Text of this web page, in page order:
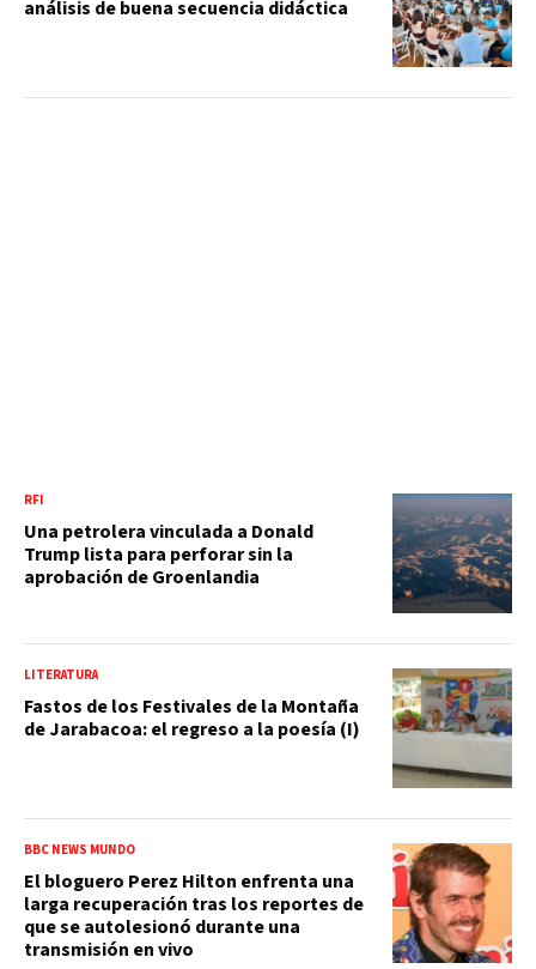
análisis de buena secuencia didáctica
RFI
Una petrolera vinculada a Donald
Trump lista para perforar sin la
aprobación de Groenlandia
LITERATURA
Fastos de los Festivales de la Montaña
de Jarabacoa: el regreso a la poesía (I)
BBC NEWS MUNDO
El bloguero Perez Hilton enfrenta una
larga recuperación tras los reportes de
que se autolesionó durante una
transmisión en vivo